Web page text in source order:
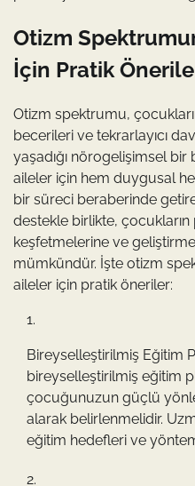
Otizm
İçin Pratik
Otizm spektrumu,
becerileri ve tekrarlayıcı
yaşadığı nörogelişimsel
aileler için hem duygusal
bir süreci beraberinde
destekle birlikte,
keşfetmelerine ve
mümkündür. İşte otizm
aileler için pratik öneriler:
Bireyselleştirilmiş Eğitim
bireyselleştirilmiş eğitim
çocuğunuzun güçlü
alarak belirlenmelidir.
eğitim hedefleri ve